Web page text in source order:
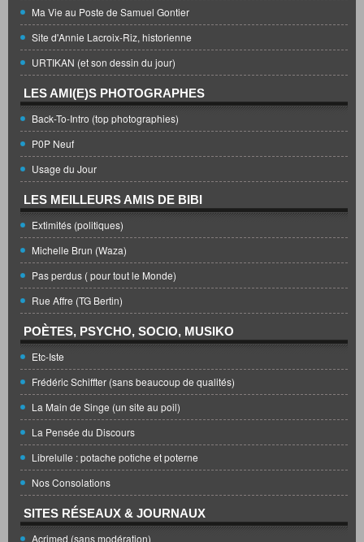
Ma Vie au Poste de Samuel Gontier
Site d'Annie Lacroix-Riz, historienne
URTIKAN (et son dessin du jour)
LES AMI(E)S PHOTOGRAPHES
Back-To-Intro (top photographies)
P0P Neuf
Usage du Jour
LES MEILLEURS AMIS DE BIBI
Extimités (politiques)
Michelle Brun (Waza)
Pas perdus ( pour tout le Monde)
Rue Affre (TG Bertin)
POÈTES, PSYCHO, SOCIO, MUSIKO
Etc-Iste
Frédéric Schiffter (sans beaucoup de qualités)
La Main de Singe (un site au poil)
La Pensée du Discours
Librelulle : potache potiche et poterne
Nos Consolations
SITES RÉSEAUX & JOURNAUX
Acrimed (sans modération)